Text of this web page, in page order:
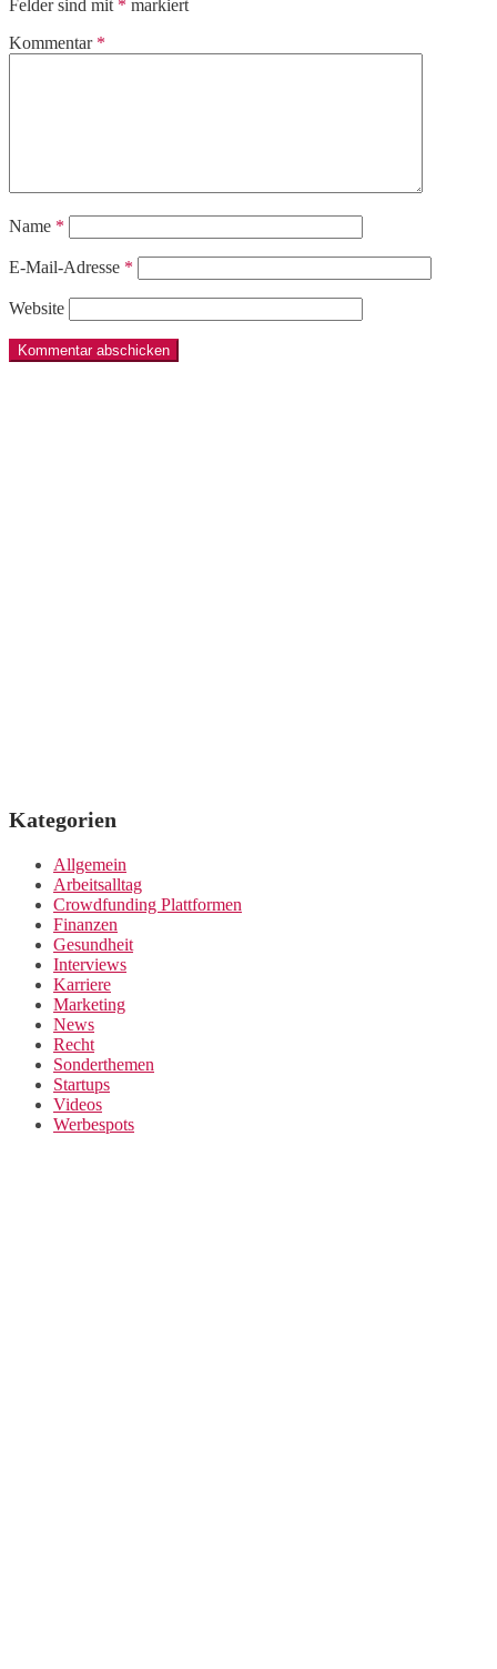
Felder sind mit * markiert
Kommentar *
Name *
E-Mail-Adresse *
Website
Kategorien
Allgemein
Arbeitsalltag
Crowdfunding Plattformen
Finanzen
Gesundheit
Interviews
Karriere
Marketing
News
Recht
Sonderthemen
Startups
Videos
Werbespots